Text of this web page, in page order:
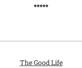
*****
The Good Life